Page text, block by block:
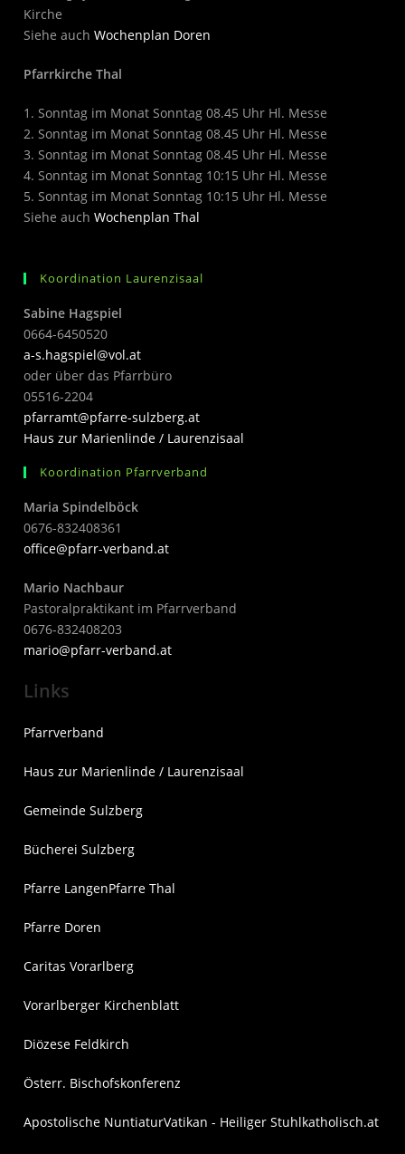
Kirche
Siehe auchWochenplan Doren
Pfarrkirche Thal
1. Sonntag im Monat Sonntag 08.45 Uhr Hl. Messe
2. Sonntag im Monat Sonntag 08.45 Uhr Hl. Messe
3. Sonntag im Monat Sonntag 08.45 Uhr Hl. Messe
4. Sonntag im Monat Sonntag 10:15 Uhr Hl. Messe
5. Sonntag im Monat Sonntag 10:15 Uhr Hl. Messe
Siehe auchWochenplan Thal
Koordination Laurenzisaal
Sabine Hagspiel
0664-6450520
a-s.hagspiel@vol.at
oder über das Pfarrbüro
05516-2204
pfarramt@pfarre-sulzberg.at
Haus zur Marienlinde / Laurenzisaal
Koordination Pfarrverband
Maria Spindelböck
0676-832408361
office@pfarr-verband.at
Mario Nachbaur
Pastoralpraktikant im Pfarrverband
0676-832408203
mario@pfarr-verband.at
Links
Pfarrverband
Haus zur Marienlinde / Laurenzisaal
Gemeinde Sulzberg
Bücherei Sulzberg
Pfarre LangenPfarre Thal
Pfarre Doren
Caritas Vorarlberg
Vorarlberger Kirchenblatt
Diözese Feldkirch
Österr. Bischofskonferenz
Apostolische NuntiaturVatikan - Heiliger Stuhlkatholisch.at